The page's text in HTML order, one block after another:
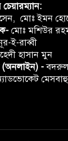
মোঃ ইমন
মোঃ মশিউর
ই-রাব্বী
হাসান মুন
(অনলাইন) -